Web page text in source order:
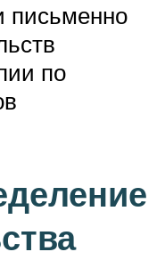
письменно
по